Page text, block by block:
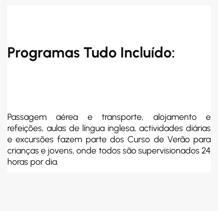
Programas Tudo Incluído:
Passagem aérea e transporte, alojamento e
refeições, aulas de língua inglesa, actividades diárias
e excursões fazem parte dos Curso de Verão para
crianças e jovens, onde todos são supervisionados 24
horas por dia.